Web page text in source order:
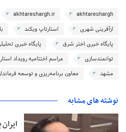
akhtareshargh
akhtareshargh.ir
ازآفرینی شهری
استارتاپ ویکند
پایگاه خبری اختر شرق
پایگاه خبری
توانمندسازی
مراسم اختتامیه رویداد
مشهد
معاون برنامه‌ریزی و توسعه
نوشته های مشابه